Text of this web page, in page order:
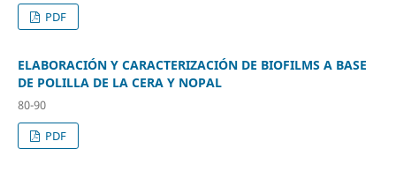
PDF
ELABORACIÓN Y CARACTERIZACIÓN DE BIOFILMS A BASE
DE POLILLA DE LA CERA Y NOPAL
80-90
PDF